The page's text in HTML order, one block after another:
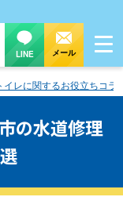
LINE メール
イレに関するお役立ちコラ
の水道修理